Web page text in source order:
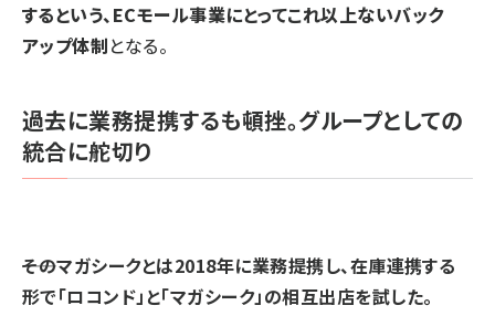
するという、ECモール事業にとってこれ以上ないバック
アップ体制となる。
過去に業務提携するも頓挫。グループとしての
統合に舵切り
――そのマガシークとは2018年に業務提携し、在庫連携する
形で「ロコンド」と「マガシーク」の相互出店を試した。